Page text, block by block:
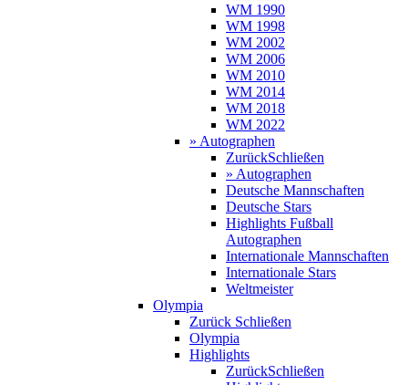
WM 1990
WM 1998
WM 2002
WM 2006
WM 2010
WM 2014
WM 2018
WM 2022
» Autographen
ZurückSchließen
» Autographen
Deutsche Mannschaften
Deutsche Stars
Highlights Fußball
Autographen
Internationale Mannschaften
Internationale Stars
Weltmeister
Olympia
Zurück Schließen
Olympia
Highlights
ZurückSchließen